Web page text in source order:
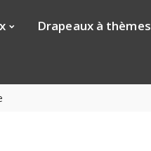
Drapeaux à thèmes